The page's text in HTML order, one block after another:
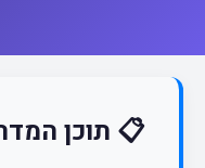
📋 תוכן